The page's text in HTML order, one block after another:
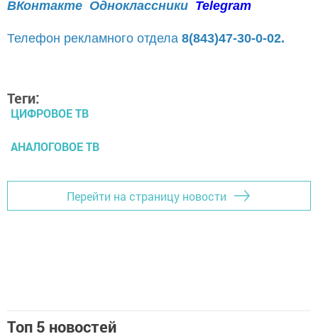
ВКонтакте Одноклассники Telegram
Телефон рекламного отдела 8(843)47-30-0-02.
Теги:
ЦИФРОВОЕ ТВ
АНАЛОГОВОЕ ТВ
Перейти на страницу новости
Топ 5 новостей